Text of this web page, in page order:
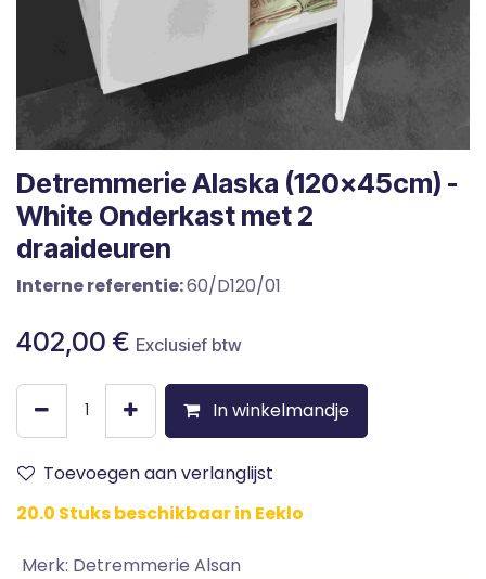
Detremmerie Alaska (120x45cm) -
White Onderkast met 2
draaideuren
Interne referentie:60/D120/01
402,00 € Exclusief btw
In winkelmandje
Toevoegen aan verlanglijst
20.0 Stuks beschikbaar in Eeklo
Merk: Detremmerie Alsan